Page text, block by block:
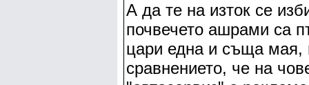
А да те на изток се
почвечето ашрами са
цари една и съща мая,
сравнението, че на